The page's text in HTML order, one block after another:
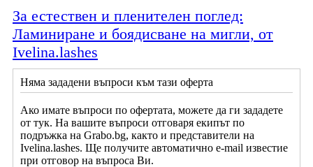
За естествен и пленителен поглед:
Ламиниране и боядисване на мигли, от
Ivelina.lashes
Няма зададени въпроси към тази оферта
Ако имате въпроси по офертата, можете да ги зададете
от тук. На вашите въпроси отговаря екипът по
подръжка на Grabo.bg, както и представители на
Ivelina.lashes. Ще получите автоматично e-mail известие
при отговор на въпроса Ви.